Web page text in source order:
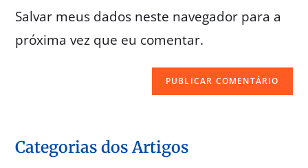
Salvar meus dados neste navegador para a
próxima vez que eu comentar.
Categorias dos Artigos